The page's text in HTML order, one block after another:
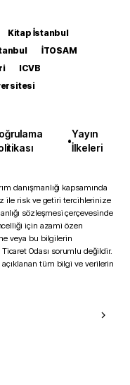
Kitap İstanbul
İTOSAM
ICVB
•
Yayın
İlkeleri
danışmanlığı kapsamında
ile risk ve getiri tercihlerinize
sözleşmesi çerçevesinde
için azami özen
veya bu bilgilerin
Odası sorumlu değildir.
açıklanan tüm bilgi ve verilerin